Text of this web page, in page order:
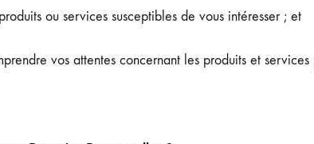
ou services susceptibles de vous intéresser ; et
vos attentes concernant les produits et services